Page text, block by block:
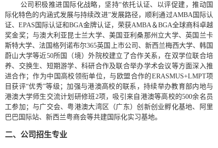
公司积极推进国际化战略，坚持“依托认证、以评促建，推动国
际化特色的内涵式发展与持续改进”发展路径，顺利通过AMBA国际认
证、EPAS 国际认证和BGA金牌认证，荣获AMBA＆BGA全球商科卓越
奖金奖；与澳大利亚昆士兰大学、美国亚利桑那州立大学、英国兰卡
斯特大学、法国格列诺布尔365英国上市公司、新西兰梅西大学、韩国
蔚山大学等近50所国（境）外院校建立了合作关系，在双学位联合培
养、交换生、短期游学、科研合作及联合举办学术会议等方面深入推
进合作；作为中国高校领衔单位，与欧盟合作的ERASMUS+LMPT项
目获评“优秀”等级；加强与港澳高校的联系，持续举办教育部内地与
港澳大学师生交流计划研修班2项，吸引来自港澳等高校的500余名员
工参加；与广交会、粤港澳大湾区（广东）创新创业孵化基地、阿里
巴巴国际站、新西兰粤商会等共建国际化实习基地。
二、公司招生专业